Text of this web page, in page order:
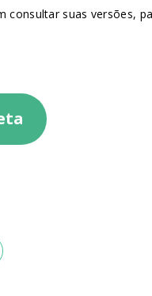
consultar suas versões,